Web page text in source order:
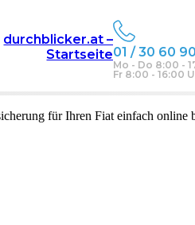
durchblicker.at –
Startseite01 / 30 60
Mo - Do 8:00 -
Fr 8:00 - 16:00
für Ihren Fiateinfach online